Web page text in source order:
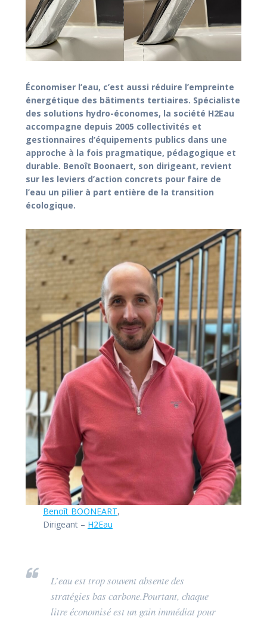
Économiser l’eau, c’est aussi réduire l’empreinte
énergétique des bâtiments tertiaires. Spécialiste
des solutions hydro-économes, la société H2Eau
accompagne depuis 2005 collectivités et
gestionnaires d’équipements publics dans une
approche à la fois pragmatique, pédagogique et
durable. Benoît Boonaert, son dirigeant, revient
sur les leviers d’action concrets pour faire de
l’eau un pilier à part entière de la transition
écologique.
Benoît BOONEART,
Dirigeant – H2Eau
L’eau est trop souvent absente des
stratégies bas carbone.Pourtant, chaque
litre économisé est un gain immédiat pour